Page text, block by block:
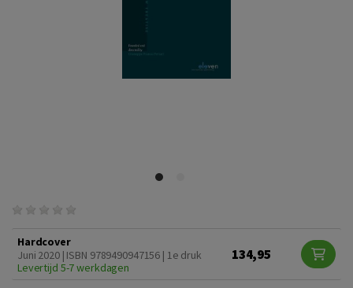
Hardcover
Juni 2020 | ISBN 9789490947156 | 1e druk
Levertijd 5-7 werkdagen
134,95